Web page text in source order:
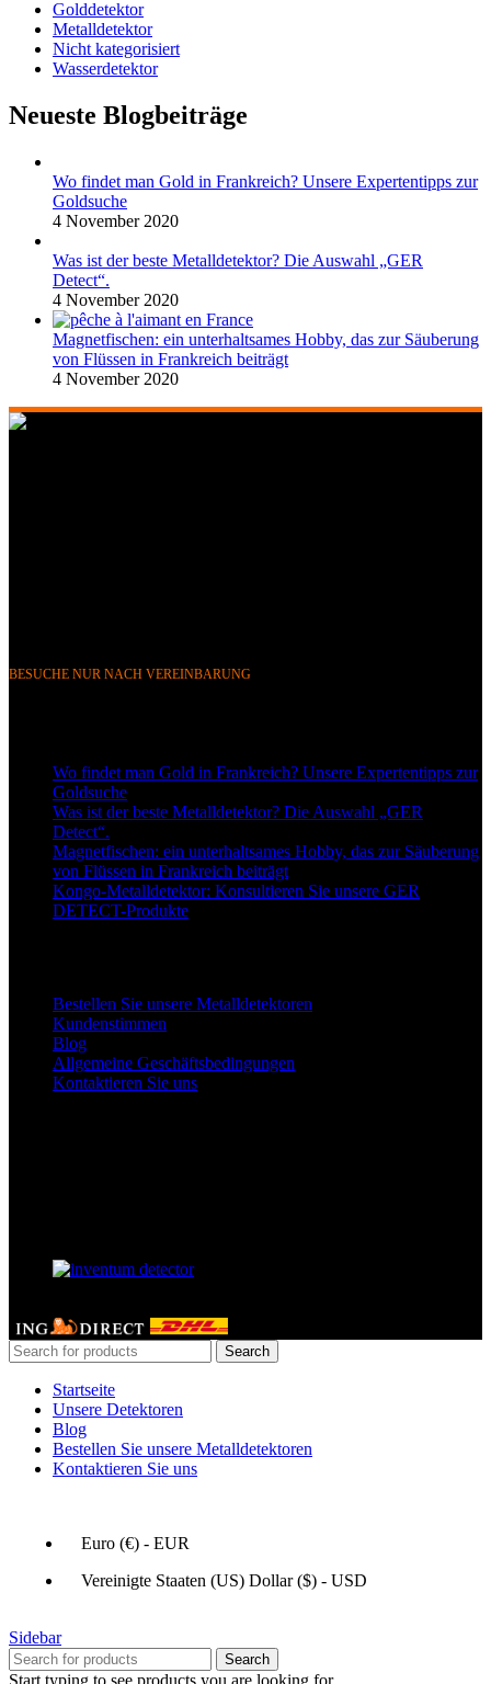
Golddetektor
Metalldetektor
Nicht kategorisiert
Wasserdetektor
Neueste Blogbeiträge
Wo findet man Gold in Frankreich? Unsere Expertentipps zur
Goldsuche
4 November 2020
Was ist der beste Metalldetektor? Die Auswahl „GER
Detect“.
4 November 2020
Magnetfischen: ein unterhaltsames Hobby, das zur Säuberung
von Flüssen in Frankreich beiträgt
4 November 2020
BESUCHE NUR NACH VEREINBARUNG
Wo findet man Gold in Frankreich? Unsere Expertentipps zur
Goldsuche
Was ist der beste Metalldetektor? Die Auswahl „GER
Detect“.
Magnetfischen: ein unterhaltsames Hobby, das zur Säuberung
von Flüssen in Frankreich beiträgt
Kongo-Metalldetektor: Konsultieren Sie unsere GER
DETECT-Produkte
Bestellen Sie unsere Metalldetektoren
Kundenstimmen
Blog
Allgemeine Geschäftsbedingungen
Kontaktieren Sie uns
Search
Startseite
Unsere Detektoren
Blog
Bestellen Sie unsere Metalldetektoren
Kontaktieren Sie uns
Euro (€) - EUR
Vereinigte Staaten (US) Dollar ($) - USD
Sidebar
Search
Start typing to see products you are looking for.